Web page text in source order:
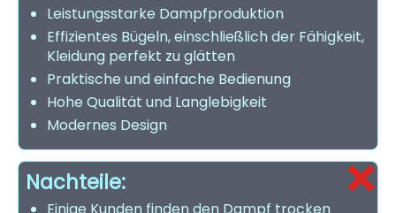
Leistungsstarke Dampfproduktion
Effizientes Bügeln, einschließlich der Fähigkeit,
Kleidung perfekt zu glätten
Praktische und einfache Bedienung
Hohe Qualität und Langlebigkeit
Modernes Design
Nachteile: